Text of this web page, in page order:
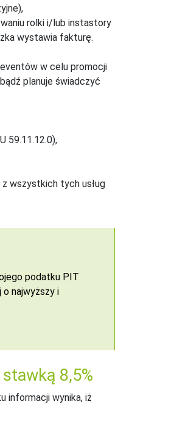
rolki i/lub instastory
wystawia fakturę.
w celu promocji
planuje świadczyć
59.11.12.0),
wszystkich tych usług
podatku PIT
najwyższy i
8,5%
informacji wynika, iż